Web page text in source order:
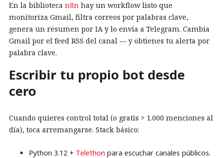
En la biblioteca n8n hay un workflow listo que
monitoriza Gmail, filtra correos por palabras clave,
genera un resumen por IA y lo envía a Telegram. Cambia
Gmail por el feed RSS del canal — y obtienes tu alerta por
palabra clave.
Escribir tu propio bot desde
cero
Cuando quieres control total (o gratis > 1.000 menciones al
día), toca arremangarse. Stack básico:
Python 3.12 + Telethon para escuchar canales públicos.